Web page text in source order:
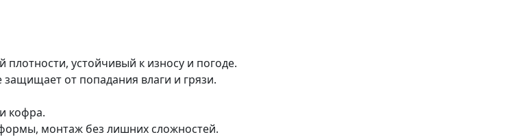
устойчивый к износу и погоде.
от попадания влаги и грязи.
кофра.
монтаж без лишних сложностей.